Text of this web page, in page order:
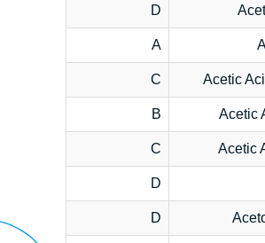
D
A
Acetic
C
Acetic
B
Acetic
C
D
D